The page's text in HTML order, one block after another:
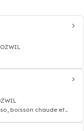
boisson chaude et